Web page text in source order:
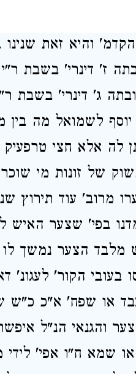
והיא זאת
ז' דינרי' בשבת ר"י
ג' דינרי' בשבת
לשמואל מה בין
לה אלא חצי טרפעיק
של זונות מי
עוד תירוץ
בפי' שצער האיש
הצער נמשך לו
בעובי הקור' לעגונ'
או שפח' א"כ כ"ש
והגנאי הנ"ל
או שמא ח"ו אפי'